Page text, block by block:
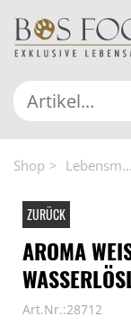
Shop Lebensm...
ZURÜCK
AROMA
Art.Nr.:28712